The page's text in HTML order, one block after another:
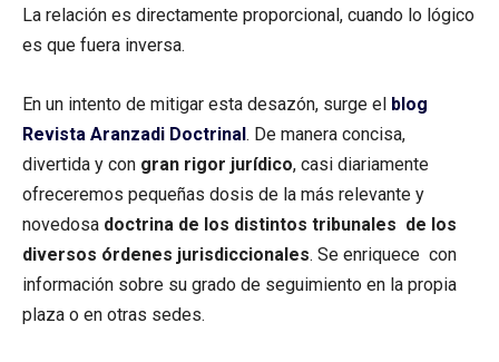
La relación es directamente proporcional, cuando lo lógico
es que fuera inversa.
En un intento de mitigar esta desazón, surge el blog
Revista Aranzadi Doctrinal . De manera concisa,
divertida y con gran rigor jurídico, casi diariamente
ofreceremos pequeñas dosis de la más relevante y
novedosa doctrina de los distintos tribunales de los
diversos órdenes jurisdiccionales. Se enriquece con
información sobre su grado de seguimiento en la propia
plaza o en otras sedes.